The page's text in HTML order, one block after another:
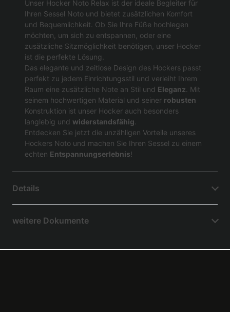
Unser Hocker Noto Relax ist der ideale Begleiter für
Ihren Sessel Noto und bietet zusätzlichen Komfort
und Bequemlichkeit. Ob Sie Ihre Füße hochlegen
möchten, um sich zu entspannen, oder eine
zusätzliche Sitzmöglichkeit benötigen, unser Hocker
ist die perfekte Lösung.
Das elegante und zeitlose Design des Hockers passt
perfekt zu jedem Einrichtungsstil und verleiht Ihrem
Raum eine zusätzliche Note an Stil und Eleganz . Mit
seinem hochwertigen Material und seiner robusten
Konstruktion ist unser Hocker auch besonders
langlebig und widerstandsfähig
Entdecken Sie jetzt die unzähligen Vorteile unseres
Hockers Noto und machen Sie Ihren Sessel zu einem
echten Entspannungserlebnis!
Details
weitere Dokumente